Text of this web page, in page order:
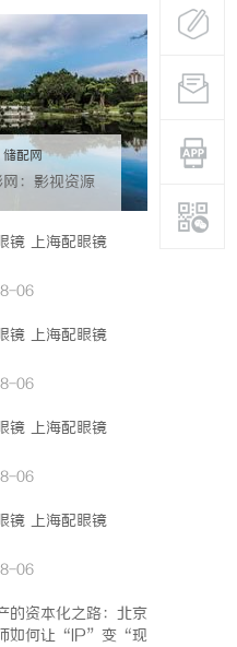
储配网
：影视资源
镜 上海配眼镜
06
镜 上海配眼镜
06
镜 上海配眼镜
06
镜 上海配眼镜
06
的资本化之路：北京
如何让“IP”变“现